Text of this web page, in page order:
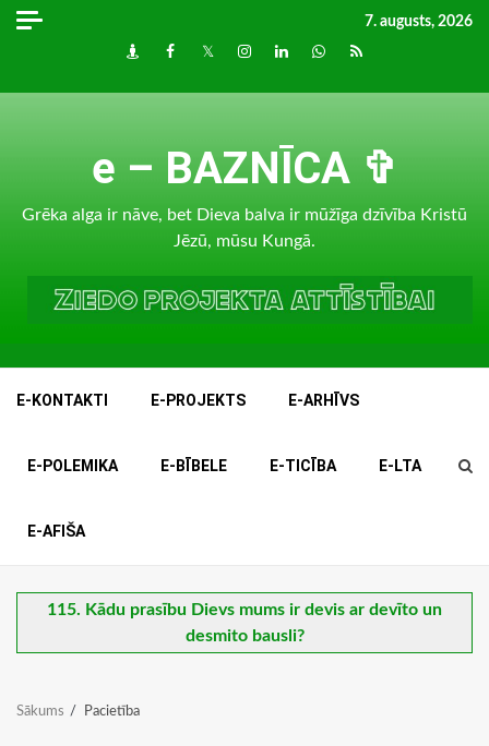
Skip
7. augusts, 2026
DraugiemFacebook
TwitterInstagram
LinkedInwhatsapp
RSS
e – BAZNĪCA ✞
Grēka alga ir nāve, bet Dieva balva ir mūžīga dzīvība Kristū
Jēzū, mūsu Kungā.
E-KONTAKTI E-PROJEKTS E-ARHĪVS
E-POLEMIKA E-BĪBELE E-TICĪBA E-LTA
E-AFIŠA
115. Kādu prasību Dievs mums ir devis ar devīto un
desmito bausli?
Sākums Pacietība